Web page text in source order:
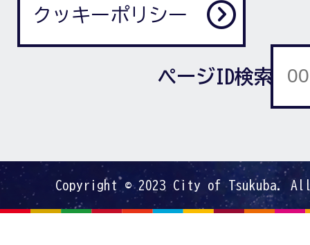
クッキーポリシー
ページID検索
Copyright © 2023 City of Tsukuba.